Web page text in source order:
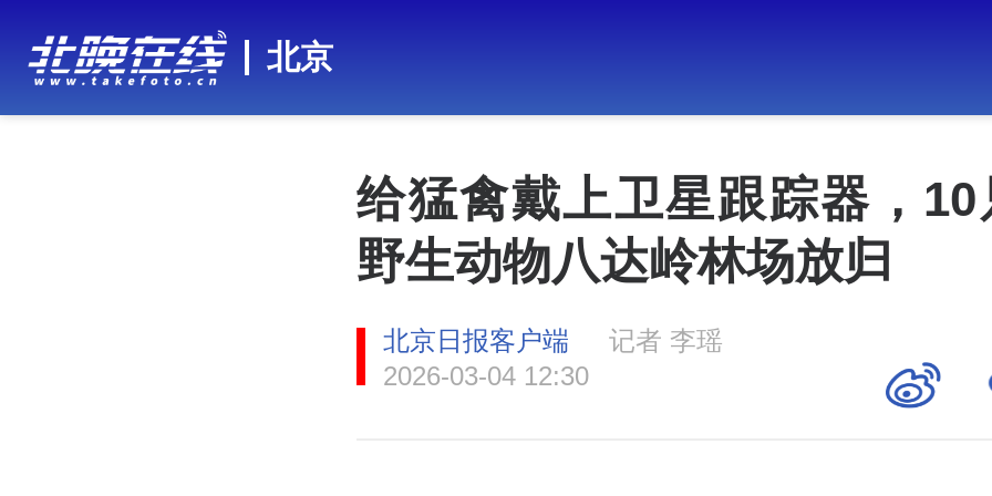
北京
给猛禽戴上卫星跟踪器，10
野生动物八达岭林场放归
北京日报客户端
记者 李瑶
2026-03-04 12:30